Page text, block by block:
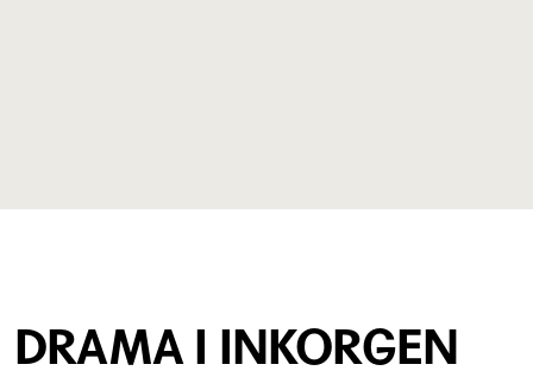
DRAMA I INKORGEN